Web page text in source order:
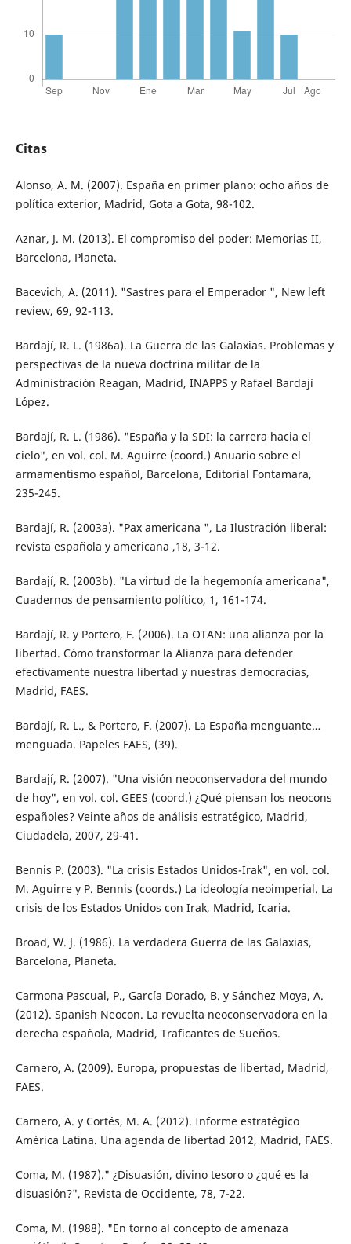
Citas
Alonso, A. M. (2007). España en primer plano: ocho años de
política exterior, Madrid, Gota a Gota, 98-102.
Aznar, J. M. (2013). El compromiso del poder: Memorias II,
Barcelona, Planeta.
Bacevich, A. (2011). "Sastres para el Emperador ", New left
review, 69, 92-113.
Bardají, R. L. (1986a). La Guerra de las Galaxias. Problemas y
perspectivas de la nueva doctrina militar de la
Administración Reagan, Madrid, INAPPS y Rafael Bardají
López.
Bardají, R. L. (1986). "España y la SDI: la carrera hacia el
cielo", en vol. col. M. Aguirre (coord.) Anuario sobre el
armamentismo español, Barcelona, Editorial Fontamara,
235-245.
Bardají, R. (2003a). "Pax americana ", La Ilustración liberal:
revista española y americana ,18, 3-12.
Bardají, R. (2003b). "La virtud de la hegemonía americana",
Cuadernos de pensamiento político, 1, 161-174.
Bardají, R. y Portero, F. (2006). La OTAN: una alianza por la
libertad. Cómo transformar la Alianza para defender
efectivamente nuestra libertad y nuestras democracias,
Madrid, FAES.
Bardají, R. L., & Portero, F. (2007). La España menguante…
menguada. Papeles FAES, (39).
Bardají, R. (2007). "Una visión neoconservadora del mundo
de hoy", en vol. col. GEES (coord.) ¿Qué piensan los neocons
españoles? Veinte años de análisis estratégico, Madrid,
Ciudadela, 2007, 29-41.
Bennis P. (2003). "La crisis Estados Unidos-Irak", en vol. col.
M. Aguirre y P. Bennis (coords.) La ideología neoimperial. La
crisis de los Estados Unidos con Irak, Madrid, Icaria.
Broad, W. J. (1986). La verdadera Guerra de las Galaxias,
Barcelona, Planeta.
Carmona Pascual, P., García Dorado, B. y Sánchez Moya, A.
(2012). Spanish Neocon. La revuelta neoconservadora en la
derecha española, Madrid, Traficantes de Sueños.
Carnero, A. (2009). Europa, propuestas de libertad, Madrid,
FAES.
Carnero, A. y Cortés, M. A. (2012). Informe estratégico
América Latina. Una agenda de libertad 2012, Madrid, FAES.
Coma, M. (1987)." ¿Disuasión, divino tesoro o ¿qué es la
disuasión?", Revista de Occidente, 78, 7-22.
Coma, M. (1988). "En torno al concepto de amenaza